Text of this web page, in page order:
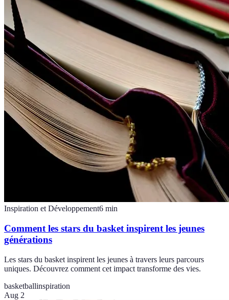
Inspiration et Développement6 min
Comment les stars du basket inspirent les jeunes
générations
Les stars du basket inspirent les jeunes à travers leurs parcours
uniques. Découvrez comment cet impact transforme des vies.
basketballinspiration
Aug 2